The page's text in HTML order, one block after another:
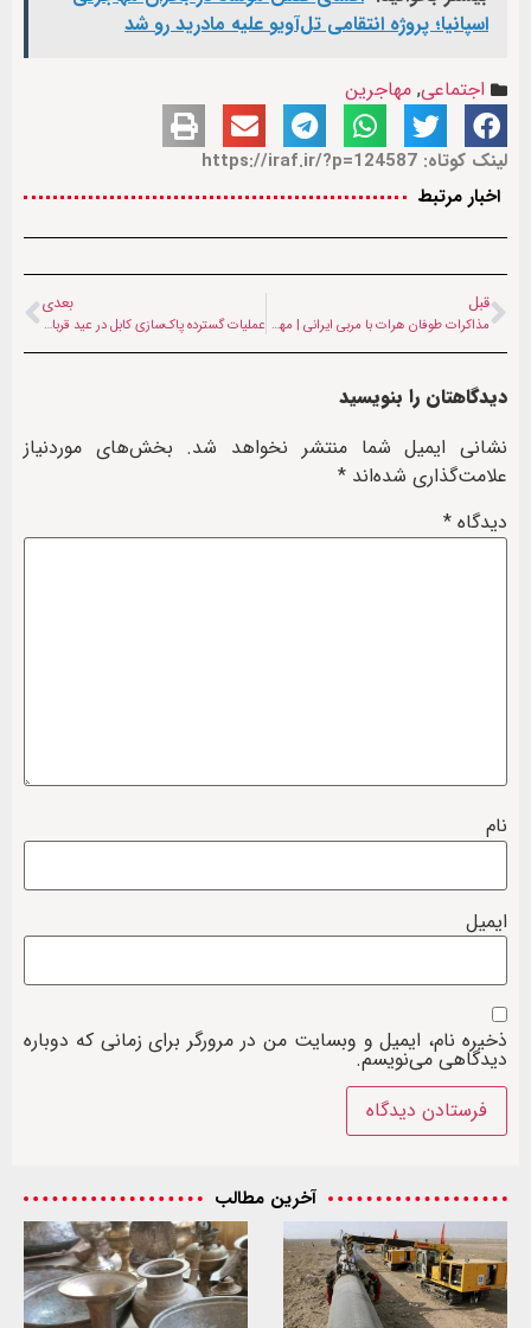
اسپانیا؛ پروژه انتقامی تل‌آویو علیه مادرید رو شد
اجتماعی, مهاجرین
لینک کوتاه: https://iraf.ir/?p=124587
اخبار مرتبط
قبل
مذاکرات طوفان هرات با مربی ایرانی | مهرپیما گزینه اصلی برای هدایت فوتبال پایه
بعدی
عملیات گسترده پاک‌سازی کابل در عید قربان | انتقال چهار و نیم هزار تُن زباله زیر سایه ضعف مدیریت طالبان
دیدگاهتان را بنویسید
نشانی ایمیل شما منتشر نخواهد شد. بخش‌های موردنیاز
علامت‌گذاری شده‌اند *
دیدگاه *
نام
ایمیل
ذخیره نام، ایمیل و وبسایت من در مرورگر برای زمانی که دوباره
دیدگاهی می‌نویسم.
آخرین مطالب